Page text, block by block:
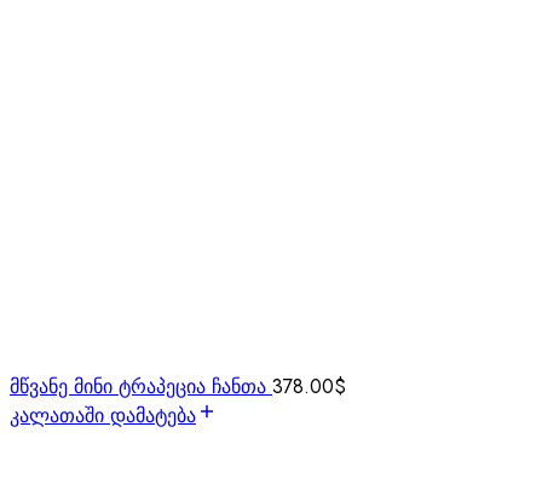
მწვანე მინი ტრაპეცია ჩანთა 378.00$
კალათაში დამატება